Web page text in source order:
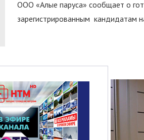
ООО «Алые паруса» сообщает о
зарегистрированным кандидатам